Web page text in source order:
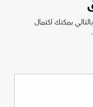
يمكنك اكتمال